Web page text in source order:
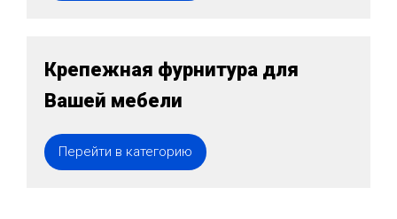
Крепежная фурнитура для
Вашей мебели
Перейти в категорию